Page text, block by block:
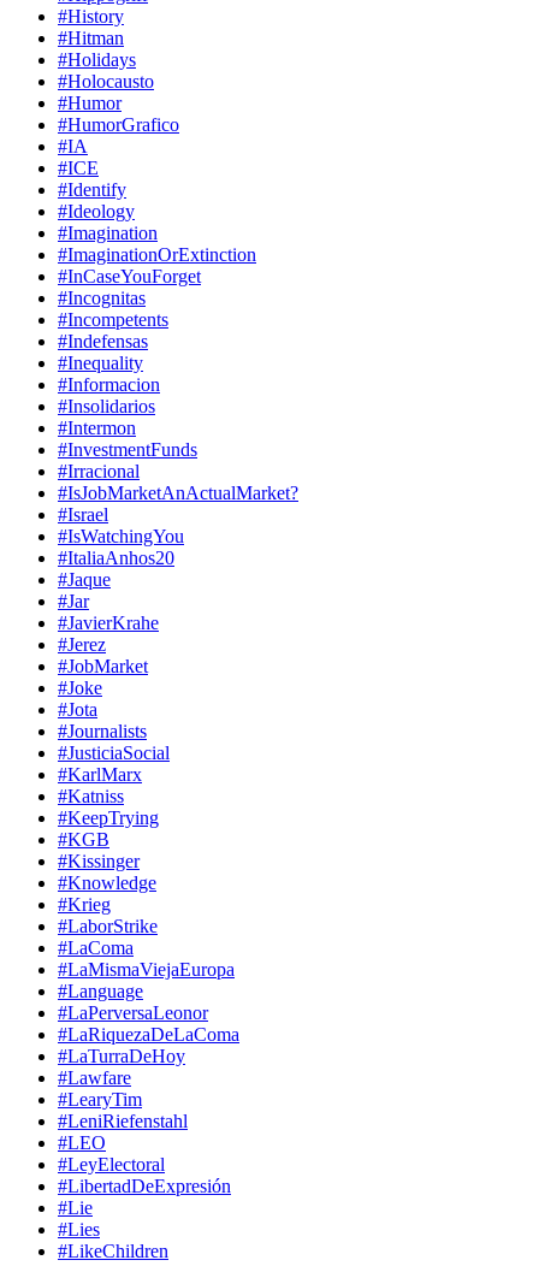
#History
#Hitman
#Holidays
#Holocausto
#Humor
#HumorGrafico
#IA
#ICE
#Identify
#Ideology
#Imagination
#ImaginationOrExtinction
#InCaseYouForget
#Incognitas
#Incompetents
#Indefensas
#Inequality
#Informacion
#Insolidarios
#Intermon
#InvestmentFunds
#Irracional
#IsJobMarketAnActualMarket?
#Israel
#IsWatchingYou
#ItaliaAnhos20
#Jaque
#Jar
#JavierKrahe
#Jerez
#JobMarket
#Joke
#Jota
#Journalists
#JusticiaSocial
#KarlMarx
#Katniss
#KeepTrying
#KGB
#Kissinger
#Knowledge
#Krieg
#LaborStrike
#LaComa
#LaMismaViejaEuropa
#Language
#LaPerversaLeonor
#LaRiquezaDeLaComa
#LaTurraDeHoy
#Lawfare
#LearyTim
#LeniRiefenstahl
#LEO
#LeyElectoral
#LibertadDeExpresión
#Lie
#Lies
#LikeChildren